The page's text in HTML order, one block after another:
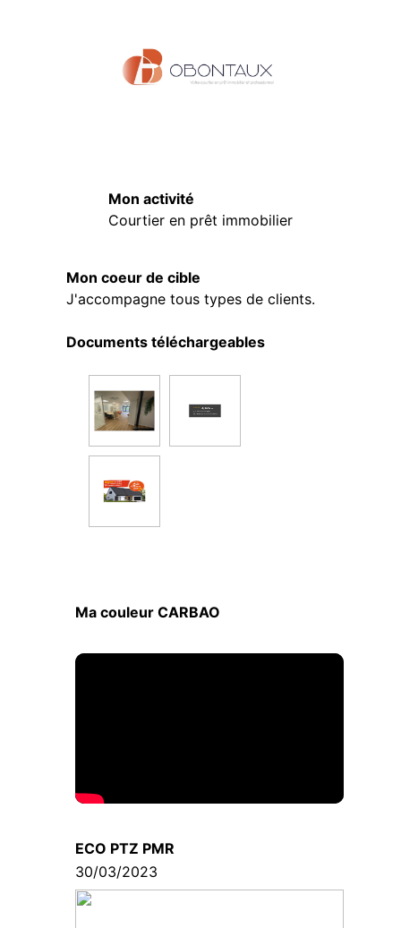
Mon activité
Courtier en prêt immobilier
Mon coeur de cible
J'accompagne tous types de clients.
Documents téléchargeables
Ma couleur CARBAO
ECO PTZ PMR
30/03/2023